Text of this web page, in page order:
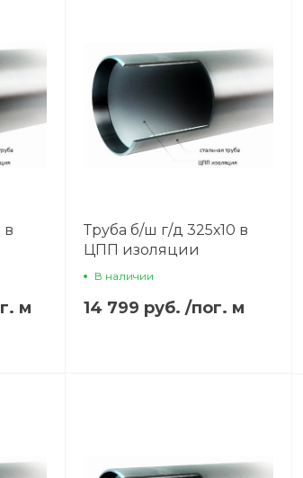
в
м
Труба б/ш г/д 325х10 в
ЦПП изоляции
В наличии
14 799 руб. /пог. м